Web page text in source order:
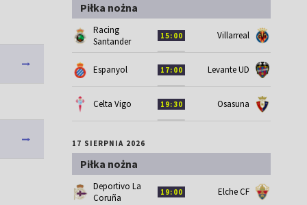
Piłka nożna
Racing
Santander
15:00 Villarreal
Espanyol 17:00 Levante UD
Celta Vigo 19:30 Osasuna
17 SIERPNIA 2026
Piłka nożna
Deportivo La
Coruña
19:00 Elche CF